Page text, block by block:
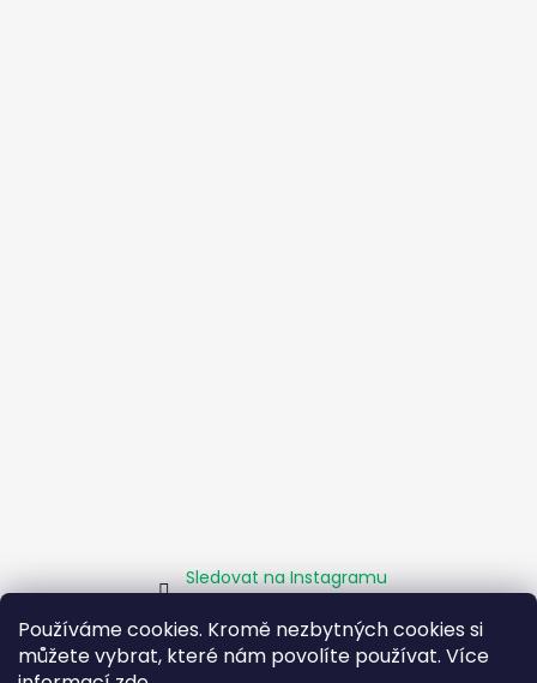
Používáme cookies. Kromě nezbytných cookies si
můžete vybrat, které nám povolíte používat. Více
Sledovat na Instagramu
Homepage Obchodní podmínky Kamenné pobočky